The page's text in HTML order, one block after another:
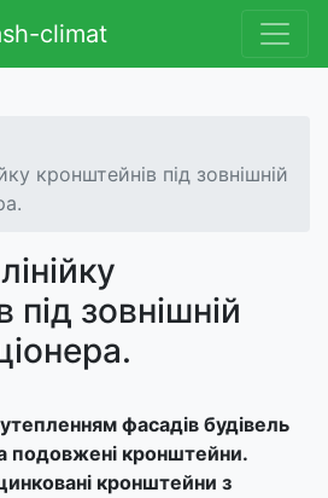
climat
кронштейнів під зовнішній
під зовнішній
фасадів будівель
подовжені кронштейни.
кронштейни з